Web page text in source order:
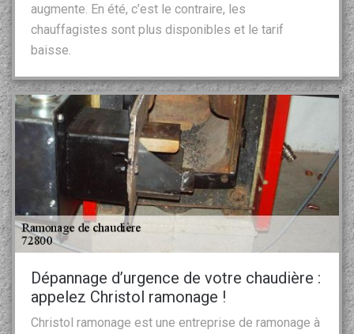
augmente. En été, c’est le contraire, les
chauffagistes sont plus disponibles et le tarif
baisse.
Dépannage d’urgence de votre chaudière :
appelez Christol ramonage !
Christol ramonage est une entreprise de ramonage à